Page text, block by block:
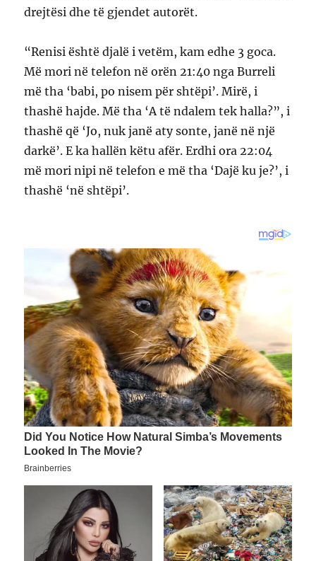
drejtësi dhe të gjendet autorët.
“Renisi është djalë i vetëm, kam edhe 3 goca.
Më mori në telefon në orën 21:40 nga Burreli
më tha ‘babi, po nisem për shtëpi’. Mirë, i
thashë hajde. Më tha ‘A të ndalem tek halla?”, i
thashë që ‘Jo, nuk janë aty sonte, janë në një
darkë’. E ka hallën këtu afër. Erdhi ora 22:04
më mori nipi në telefon e më tha ‘Dajë ku je?’, i
thashë ‘në shtëpi’.